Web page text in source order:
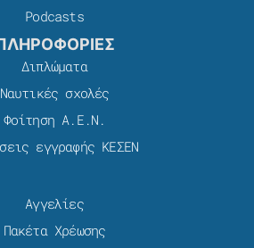
Podcasts
Διπλώματα
Ναυτικές σχολές
Φοίτηση Α.Ε.Ν.
εγγραφής ΚΕΣΕΝ
Αγγελίες
Πακέτα Χρέωσης​